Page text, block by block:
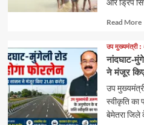
और ड्रिप
Read More
उप मुख्यमंत्री
नांदघाट-
ने मंजूर
उप
स्वीकृति का
बेमेतरा जिले